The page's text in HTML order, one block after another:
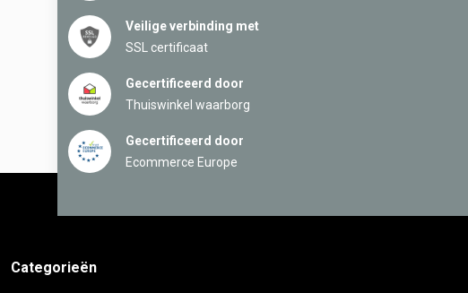
Veilige verbinding met
SSL certificaat
Gecertificeerd door
Thuiswinkel waarborg
Gecertificeerd door
Ecommerce Europe
Categorieën